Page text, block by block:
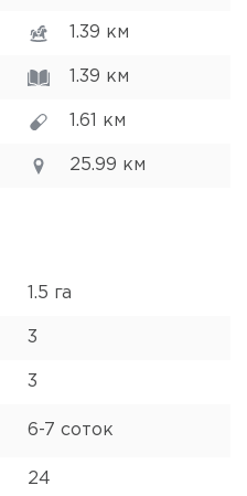
1.39 км
1.39 км
1.61 км
25.99 км
1.5 га
3
3
6-7 соток
24